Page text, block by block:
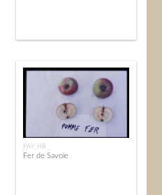
PAY_HB
Fer de Savoie